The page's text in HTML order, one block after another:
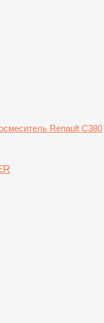
Renault C380